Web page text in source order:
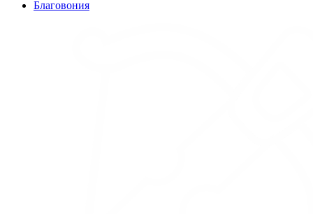
Благовония